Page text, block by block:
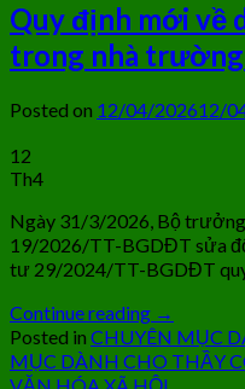
Quy định mới về
trong nhà
Posted on 12/04/202612/
12
Th4
Ngày 31/3/2026, Bộ
19/2026/TT-BGDĐT sửa
tư 29/2024/TT-BGDĐT quy
Continue reading →
Posted in CHUYÊN MỤC
MỤC DÀNH CHO THẦY